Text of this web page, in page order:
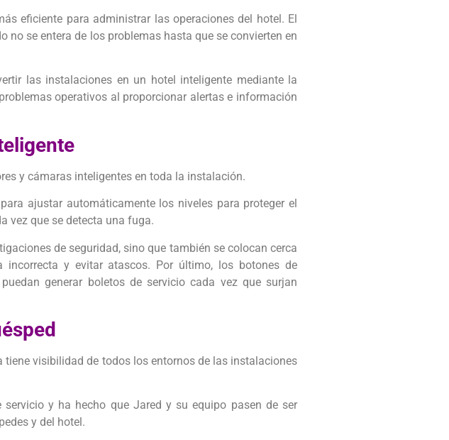
eficiente para administrar las operaciones del hotel. El
se entera de los problemas hasta que se convierten en
las instalaciones en un hotel inteligente mediante la
operativos al proporcionar alertas e información
y cámaras inteligentes en toda la instalación.
ajustar automáticamente los niveles para proteger el
vez que se detecta una fuga.
de seguridad, sino que también se colocan cerca
y evitar atascos. Por último, los botones de
generar boletos de servicio cada vez que surjan
visibilidad de todos los entornos de las instalaciones
y ha hecho que Jared y su equipo pasen de ser
y del hotel.